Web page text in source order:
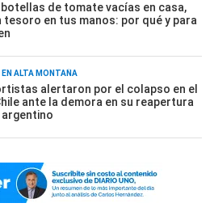
botellas de tomate vacías en casa,
tesoro en tus manos: por qué y para
ALTA MONTAÑA
alertaron por el colapso en el
ante la demora en su reapertura